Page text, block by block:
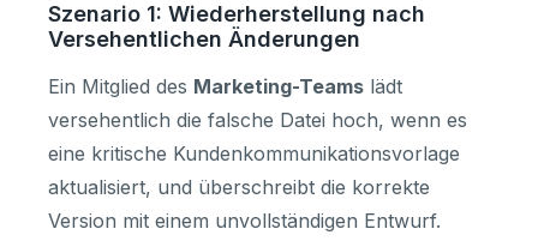
Szenario 1: Wiederherstellung nach
Versehentlichen Änderungen
Ein Mitglied des Marketing-Teams lädt
versehentlich die falsche Datei hoch, wenn es
eine kritische Kundenkommunikationsvorlage
aktualisiert, und überschreibt die korrekte
Version mit einem unvollständigen Entwurf.